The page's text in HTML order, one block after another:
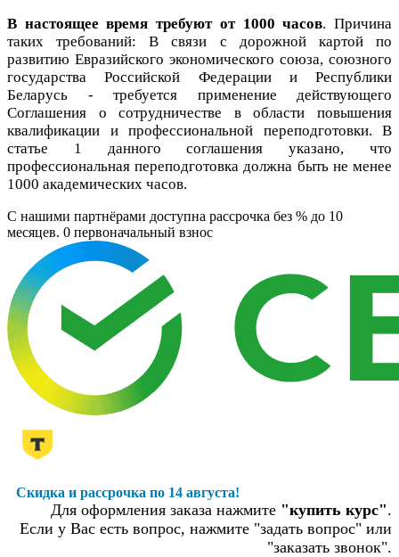
В настоящее время требуют от 1000 часов. Причина
таких требований: В связи с дорожной картой по
развитию Евразийского экономического союза, союзного
государства Российской Федерации и Республики
Беларусь - требуется применение действующего
Соглашения о сотрудничестве в области повышения
квалификации и профессиональной переподготовки. В
статье 1 данного соглашения указано, что
профессиональная переподготовка должна быть не менее
1000 академических часов.
C нашими партнёрами доступна рассрочка без % до 10
месяцев. 0 первоначальный взнос
Скидка и рассрочка по 14 августа!
Для оформления заказа нажмите "купить курс".
Если у Вас есть вопрос, нажмите "задать вопрос" или
"заказать звонок".